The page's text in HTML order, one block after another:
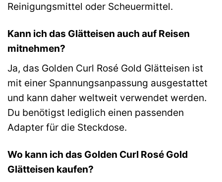
Reinigungsmittel oder Scheuermittel.
Kann ich das Glätteisen auch auf Reisen
mitnehmen?
Ja, das Golden Curl Rosé Gold Glätteisen ist
mit einer Spannungsanpassung ausgestattet
und kann daher weltweit verwendet werden.
Du benötigst lediglich einen passenden
Adapter für die Steckdose.
Wo kann ich das Golden Curl Rosé Gold
Glätteisen kaufen?